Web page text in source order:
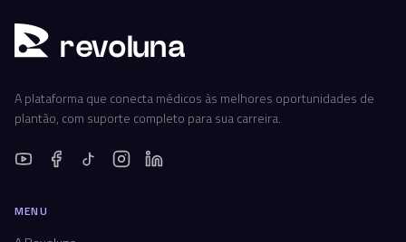
revoluna
A plataforma que conecta médicos às melhores oportunidades de
plantão, com suporte completo para sua carreira.
MENU